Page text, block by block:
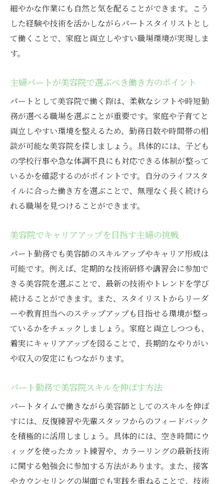
細やかな作業にも自然と気を配ることができます。こう
した経験や技術を活かしながらパートスタイリストとし
て働くことで、家庭と両立しやすい職場環境が実現しま
す。
主婦パートが美容院で選ぶべき働き方のポイント
パートとして美容院で働く際は、柔軟なシフトや時短勤
務が選べる職場を選ぶことが重要です。家庭や子育てと
両立しやすい環境を整えるため、勤務日数や時間帯の相
談が可能な美容院を探しましょう。具体的には、子ども
の学校行事や急な体調不良にも対応できる体制が整って
いるかを確認するのがポイントです。自分のライフスタ
イルに合った働き方を選ぶことで、無理なく長く続けら
れる職場を見つけることができます。
美容院でキャリアアップを目指す主婦の挑戦
パート勤務でも美容師のスキルアップやキャリア形成は
可能です。例えば、定期的な技術研修や講習会に参加で
きる美容院を選ぶことで、最新の技術やトレンドを学び
続けることができます。また、スタイリストからリーダ
ーや教育担当へのステップアップも目指せる環境が整っ
ているかをチェックしましょう。家庭と両立しつつも、
着実にキャリアアップを図ることで、長期的なやりがい
や収入の安定にもつながります。
パート勤務で美容院スキルを伸ばす方法
パートタイムで働きながら美容師としてのスキルを伸ば
すには、反復練習や先輩スタッフからのフィードバック
を積極的に活用しましょう。具体的には、空き時間にウ
ィッグを使ったカット練習や、カラーリングの最新技術
に関する勉強会に参加する方法があります。また、接客
やカウンセリングの場面でも実践を重ねることで、技術